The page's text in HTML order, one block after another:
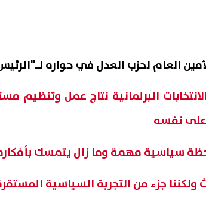
العام لحزب العدل في حواره
البرلمانية نتاج عمل وتنظيم
على نفسه
سياسية مهمة وما زال يتمسك
جزء من التجربة السياسية